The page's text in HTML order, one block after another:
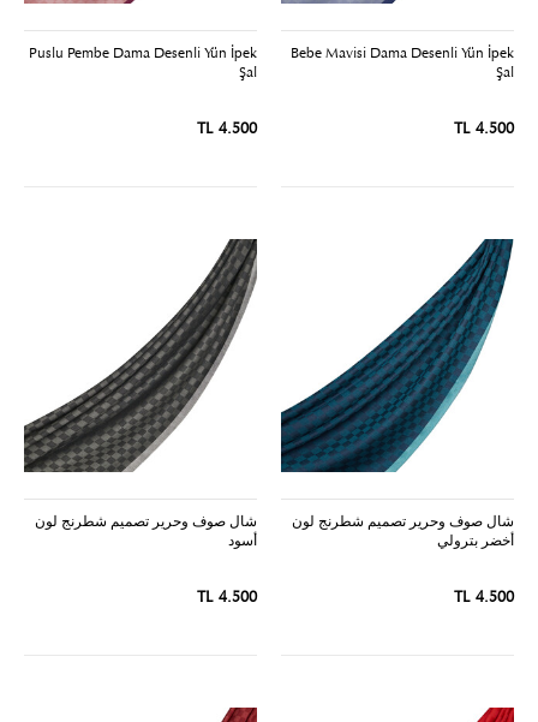
Bebe Mavisi Dama Desenli Yün İpek
Şal
4.500 TL
Puslu Pembe Dama Desenli Yün İpek
Şal
4.500 TL
شال صوف وحرير تصميم شطرنج لون
أخضر بترولي
4.500 TL
شال صوف وحرير تصميم شطرنج لون
أسود
4.500 TL